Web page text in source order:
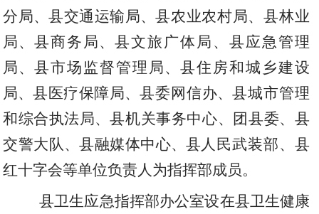
分局、县交通运输局、县农业农村局、县林业
局、县商务局、县文旅广体局 、县应急管理
局、县市场监督管理局、县住房和城乡建设
局、县医疗保障局、县委网信办、县城市管理
和综合执法局、县机关事务中心、 团县委、县
交警大队、县融媒体中心、县人民武装部、县
红十字会等单位负责人为指挥部成员。
县卫生应急指挥部办公室设在县卫生健康